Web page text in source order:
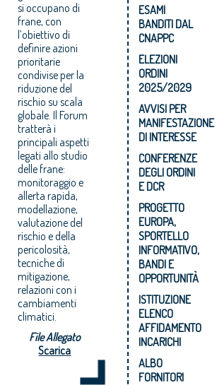
climatici.
File Allegato
Scarica
ESAMI
BANDITI DAL
CNAPPC
ELEZIONI
ORDINI
2025/2029
AVVISI PER
MANIFESTAZIONE
DI INTERESSE
CONFERENZE
DEGLI ORDINI
E DCR
PROGETTO
EUROPA,
SPORTELLO
INFORMATIVO,
BANDI E
OPPORTUNITÀ
ISTITUZIONE
ELENCO
AFFIDAMENTO
INCARICHI
ALBO
FORNITORI